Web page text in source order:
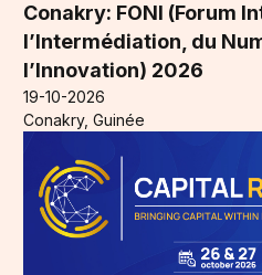
Conakry: FONI (Forum
l’Intermédiation, du
l’Innovation) 2026
19-10-2026
Conakry, Guinée